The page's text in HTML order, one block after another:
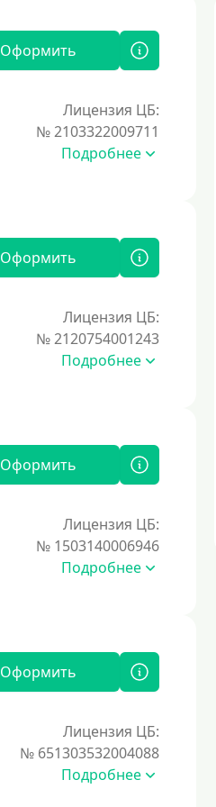
Оформить
Лицензия ЦБ:
№ 2103322009711
Подробнее
Оформить
Лицензия ЦБ:
№ 2120754001243
Подробнее
Оформить
Лицензия ЦБ:
№ 1503140006946
Подробнее
Оформить
Лицензия ЦБ:
№ 651303532004088
Подробнее